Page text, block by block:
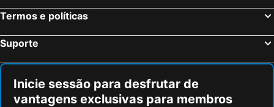
Termos e políticas
Suporte
Inicie sessão para desfrutar de
vantagens exclusivas para membros